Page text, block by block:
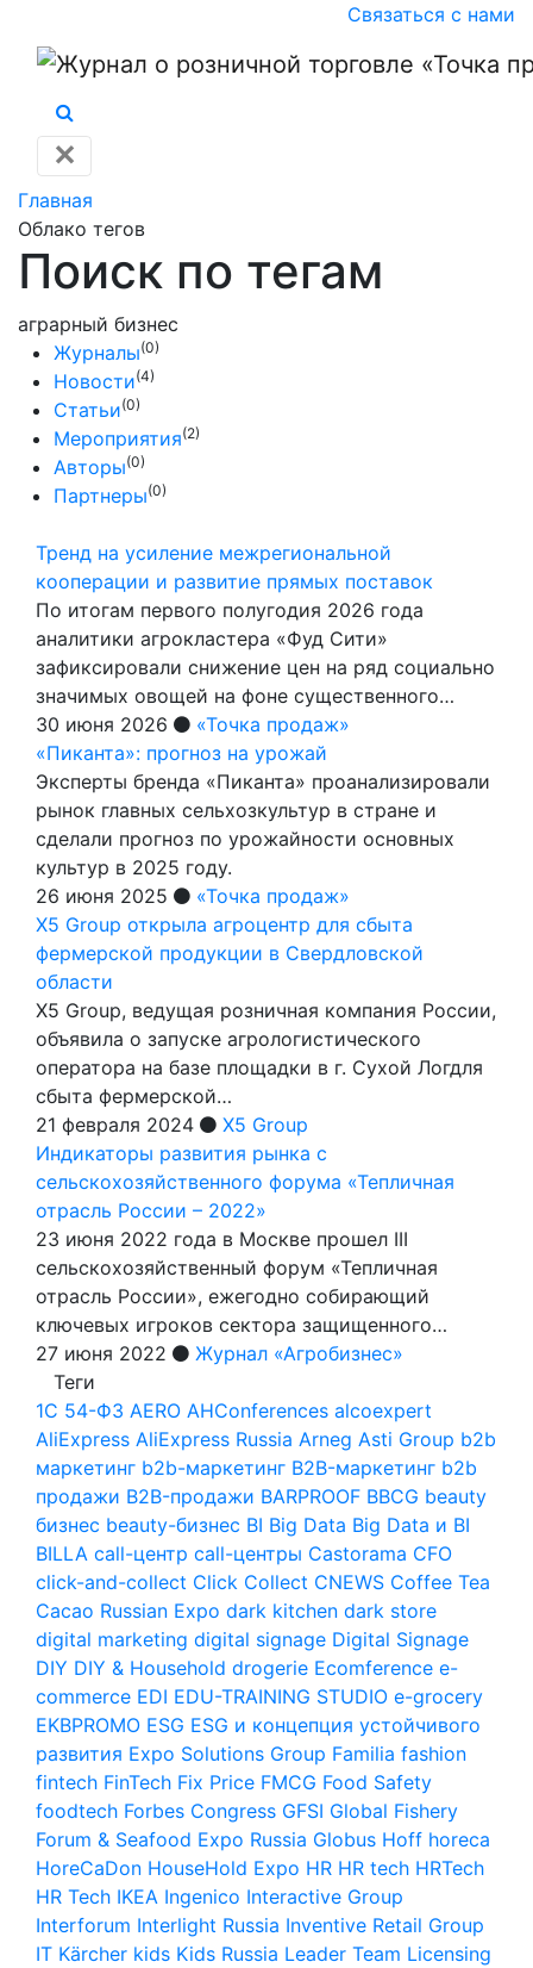
Связаться с нами
✕
Главная
Облако тегов
Поиск по тегам
аграрный бизнес
Журналы(0)
Новости(4)
Статьи(0)
Мероприятия(2)
Авторы(0)
Партнеры(0)
Тренд на усиление межрегиональной
кооперации и развитие прямых поставок
По итогам первого полугодия 2026 года
аналитики агрокластера «Фуд Сити»
зафиксировали снижение цен на ряд социально
значимых овощей на фоне существенного…
30 июня 2026
«Точка продаж»
«Пиканта»: прогноз на урожай
Эксперты бренда «Пиканта» проанализировали
рынок главных сельхозкультур в стране и
сделали прогноз по урожайности основных
культур в 2025 году.
26 июня 2025
«Точка продаж»
X5 Group открыла агроцентр для сбыта
фермерской продукции в Свердловской
области
X5 Group, ведущая розничная компания России,
объявила о запуске агрологистического
оператора на базе площадки в г. Сухой Логдля
сбыта фермерской…
21 февраля 2024
X5 Group
Индикаторы развития рынка с
сельскохозяйственного форума «Тепличная
отрасль России – 2022»
23 июня 2022 года в Москве прошел III
сельскохозяйственный форум «Тепличная
отрасль России», ежегодно собирающий
ключевых игроков сектора защищенного…
27 июня 2022
Журнал «Агробизнес»
Теги
1С 54-ФЗ AERO AHConferences alcoexpert
AliExpress AliExpress Russia Arneg Asti Group b2b
маркетинг b2b-маркетинг B2B-маркетинг b2b
продажи B2B-продажи BARPROOF BBCG beauty
бизнес beauty-бизнес BI Big Data Big Data и BI
BILLA call-центр call-центры Castorama CFO
click-and-collect Click Collect CNEWS Coffee Tea
Cacao Russian Expo dark kitchen dark store
digital marketing digital signage Digital Signage
DIY DIY & Household drogerie Ecomference e-
commerce EDI EDU-TRAINING STUDIO e-grocery
EKBPROMO ESG ESG и концепция устойчивого
развития Expo Solutions Group Familia fashion
fintech FinTech Fix Price FMCG Food Safety
foodtech Forbes Congress GFSI Global Fishery
Forum & Seafood Expo Russia Globus Hoff horeca
HoreCaDon HouseHold Expo HR HR tech HRTech
HR Tech IKEA Ingenico Interactive Group
Interforum Interlight Russia Inventive Retail Group
IT Kärcher kids Kids Russia Leader Team Licensing